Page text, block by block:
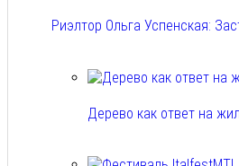
Риэлтор Ольга Успенская:
Дерево как ответ на